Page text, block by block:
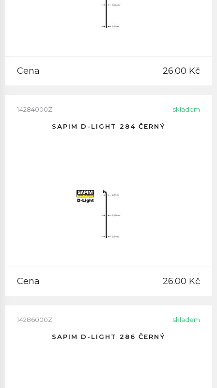
Cena 26.00 Kč
14284000Z skladem
SAPIM D-LIGHT 284 ČERNÝ
Cena 26.00 Kč
14286000Z skladem
SAPIM D-LIGHT 286 ČERNÝ